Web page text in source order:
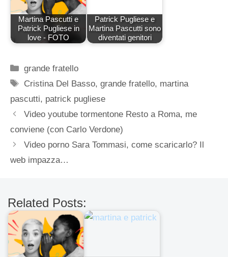
Martina Pascutti e
Patrick Pugliese in
love - FOTO
Patrick Pugliese e
Martina Pascutti sono
diventati genitori
Categorie
grande fratello
Tag
Cristina Del Basso,grande fratello, martina
pascutti, patrick pugliese
Video youtube tormentone Resto a Roma, me
conviene (con Carlo Verdone)
Video porno Sara Tommasi, come scaricarlo? Il
web impazza…
Related Posts: